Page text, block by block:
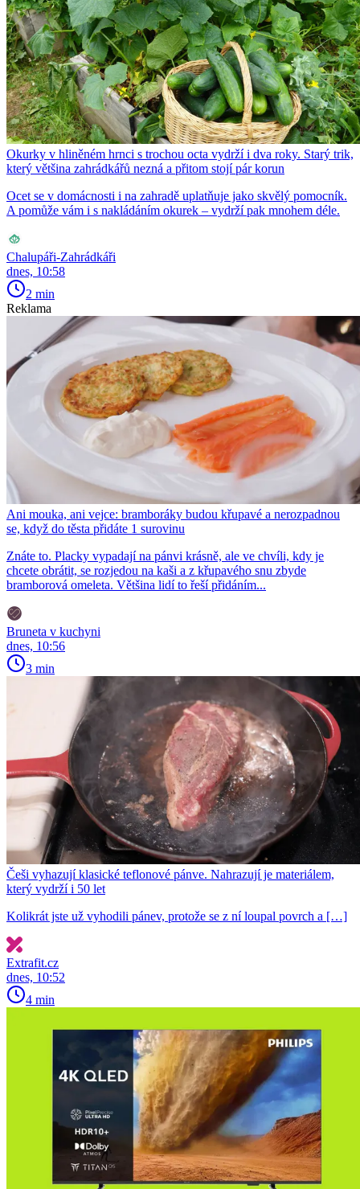
Okurky v hliněném hrnci s trochou octa vydrží i dva roky. Starý trik,
který většina zahrádkářů nezná a přitom stojí pár korun
Ocet se v domácnosti i na zahradě uplatňuje jako skvělý pomocník.
A pomůže vám i s nakládáním okurek – vydrží pak mnohem déle.
Chalupáři-Zahrádkáři
dnes, 10:58
2 min
Reklama
Ani mouka, ani vejce: bramboráky budou křupavé a nerozpadnou
se, když do těsta přidáte 1 surovinu
Znáte to. Placky vypadají na pánvi krásně, ale ve chvíli, kdy je
chcete obrátit, se rozjedou na kaši a z křupavého snu zbyde
bramborová omeleta. Většina lidí to řeší přidáním...
Bruneta v kuchyni
dnes, 10:56
3 min
Češi vyhazují klasické teflonové pánve. Nahrazují je materiálem,
který vydrží i 50 let
Kolikrát jste už vyhodili pánev, protože se z ní loupal povrch a […]
Extrafit.cz
dnes, 10:52
4 min